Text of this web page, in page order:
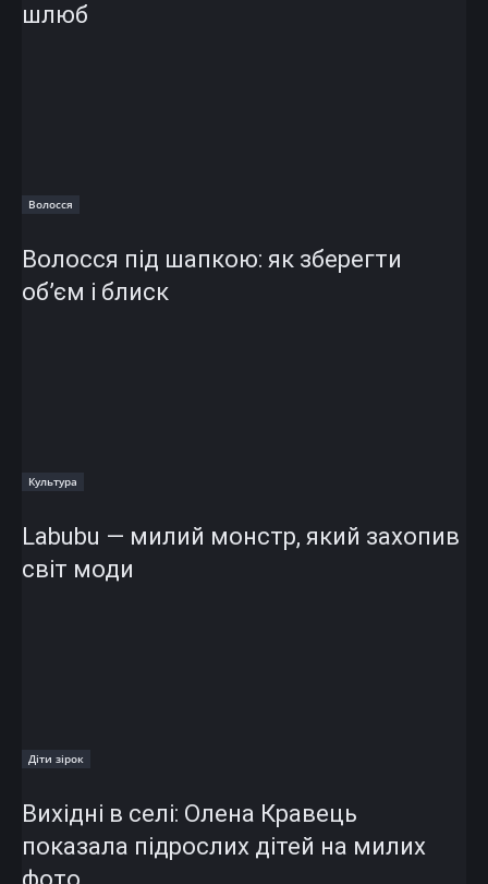
шлюб
Волосся
Волосся під шапкою: як зберегти
об’єм і блиск
Культура
Labubu — милий монстр, який захопив
світ моди
Діти зірок
Вихідні в селі: Олена Кравець
показала підрослих дітей на милих